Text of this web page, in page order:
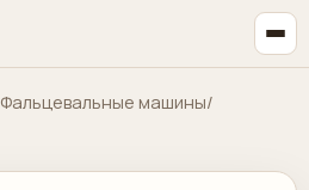
Фальцевальные машины/